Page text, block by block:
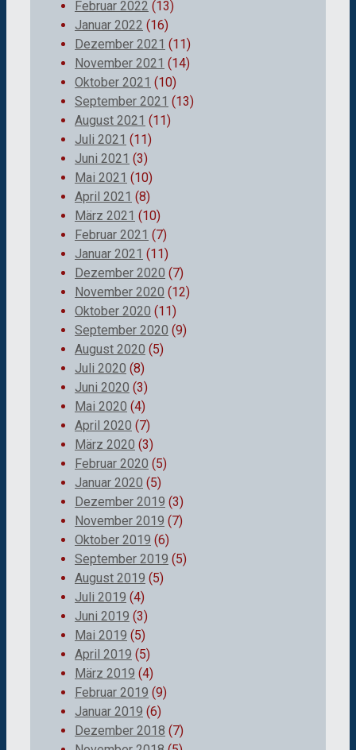
Februar 2022 (13)
Januar 2022 (16)
Dezember 2021 (11)
November 2021 (14)
Oktober 2021 (10)
September 2021 (13)
August 2021 (11)
Juli 2021 (11)
Juni 2021 (3)
Mai 2021 (10)
April 2021 (8)
März 2021 (10)
Februar 2021 (7)
Januar 2021 (11)
Dezember 2020 (7)
November 2020 (12)
Oktober 2020 (11)
September 2020 (9)
August 2020 (5)
Juli 2020 (8)
Juni 2020 (3)
Mai 2020 (4)
April 2020 (7)
März 2020 (3)
Februar 2020 (5)
Januar 2020 (5)
Dezember 2019 (3)
November 2019 (7)
Oktober 2019 (6)
September 2019 (5)
August 2019 (5)
Juli 2019 (4)
Juni 2019 (3)
Mai 2019 (5)
April 2019 (5)
März 2019 (4)
Februar 2019 (9)
Januar 2019 (6)
Dezember 2018 (7)